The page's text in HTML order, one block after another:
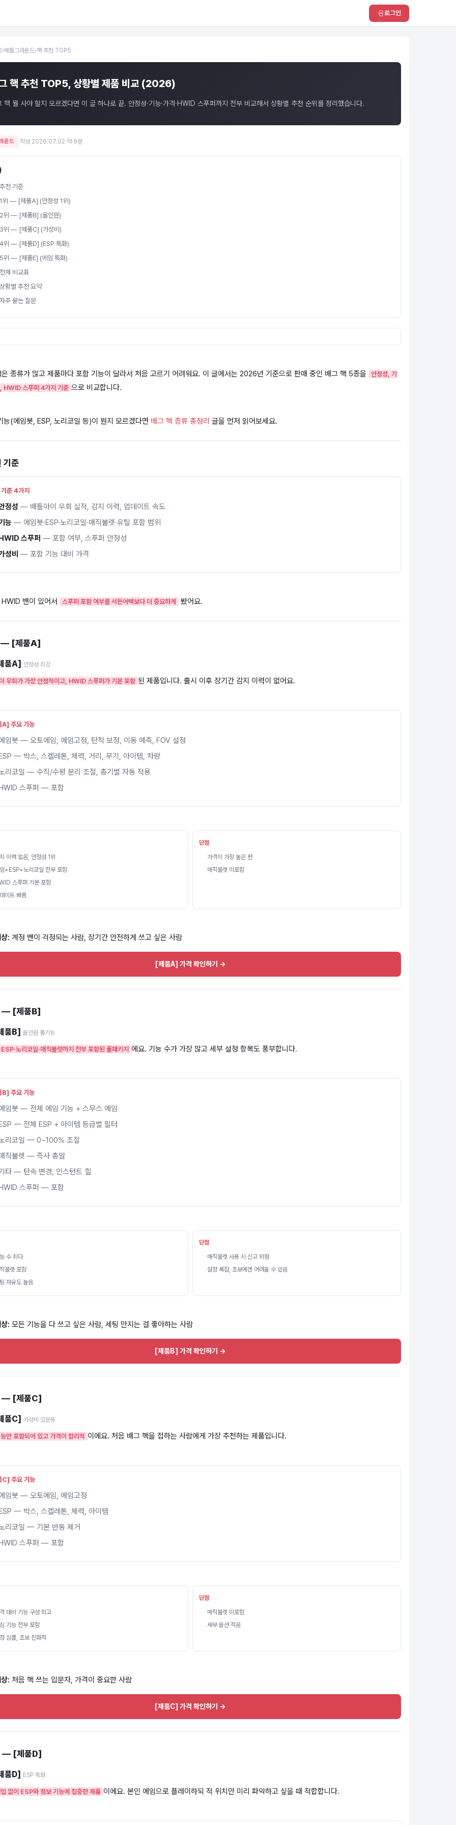
로그인
›배틀그라운드›핵 추천 TOP5
핵 추천 TOP5, 상황별 제품 비교 (2026)
핵 뭘 사야 할지 모르겠다면 이 글 하나로 끝. 안정성·기능·가격·HWID 스푸퍼까지 전부 비교해서 상황별 추천 순위를 정리했습니다.
운드 ·작성 2026.07.02·약 9분
추천 기준
1위 — [제품A] (안정성 1위)
2위 — [제품B] (올인원)
3위 — [제품C] (가성비)
4위 — [제품D] (ESP 특화)
5위 — [제품E] (에임 특화)
전체 비교표
상황별 추천 요약
자주 묻는 질문
은 종류가 많고 제품마다 포함 기능이 달라서 처음 고르기 어려워요. 이 글에서는 2026년 기준으로 판매 중인 배그 핵 5종을
안정성, 기
HWID 스푸퍼 4가지 기준 으로 비교합니다.
능(에임봇, ESP, 노리코일 등)이 뭔지 모르겠다면 배그 핵 종류 총정리 글을 먼저 읽어보세요.
기준
준 4가지
정성 — 배틀아이 우회 실적, 감지 이력, 업데이트 속도
능 — 에임봇·ESP·노리코일·매직불렛·유틸 포함 범위
스푸퍼 — 포함 여부, 스푸퍼 안정성
성비 — 포함 기능 대비 가격
HWID 밴이 있어서 스푸퍼 포함 여부를 서든어택보다 더 중요하게 봤어요.
— [제품A]
품A] 안정성 최강
우회가 가장 안정적이고, HWID 스푸퍼가 기본 포함 된 제품입니다. 출시 이후 장기간 감지 이력이 없어요.
A] 주요 기능
임봇 — 오토에임, 에임고정, 탄착 보정, 이동 예측, FOV 설정
— 박스, 스켈레톤, 체력, 거리, 무기, 아이템, 차량
리코일 — 수직/수평 분리 조절, 총기별 자동 적용
스푸퍼 — 포함
이력 없음, 안정성 1위
+ESP+노리코일 전부 포함
스푸퍼 기본 포함
이트 빠름
단점
가격이 가장 높은 편
매직불렛 미포함
: 계정 밴이 걱정되는 사람, 장기간 안전하게 쓰고 싶은 사람
[제품A] 가격 확인하기 →
— [제품B]
품B] 올인원 풀기능
노리코일·매직불렛까지 전부 포함된 풀패키지 에요. 기능 수가 가장 많고 세부 설정 항목도 풍부합니다.
B] 주요 기능
임봇 — 전체 에임 기능 + 스무스 에임
— 전체 ESP + 아이템 등급별 필터
리코일 — 0~100% 조절
직불렛 — 즉사 총알
타 — 탄속 변경, 인스턴트 힐
스푸퍼 — 포함
수 최다
불렛 포함
자유도 높음
단점
매직불렛 사용 시 신고 위험
설정 복잡, 초보에겐 어려울 수 있음
: 모든 기능을 다 쓰고 싶은 사람, 세팅 만지는 걸 좋아하는 사람
[제품B] 가격 확인하기 →
— [제품C]
품C] 가성비 입문용
만 포함되어 있고 가격이 합리적 이에요. 처음 배그 핵을 접하는 사람에게 가장 추천하는 제품입니다.
C] 주요 기능
임봇 — 오토에임, 에임고정
— 박스, 스켈레톤, 체력, 아이템
리코일 — 기본 반동 제거
스푸퍼 — 포함
대비 기능 구성 최고
기능 전부 포함
심플, 초보 친화적
단점
매직불렛 미포함
세부 옵션 적음
: 처음 핵 쓰는 입문자, 가격이 중요한 사람
[제품C] 가격 확인하기 →
— [제품D]
품D] ESP 특화
없이 ESP와 정보 기능에 집중한 제품 이에요. 본인 에임으로 플레이하되 적 위치만 미리 파악하고 싶을 때 적합합니다.